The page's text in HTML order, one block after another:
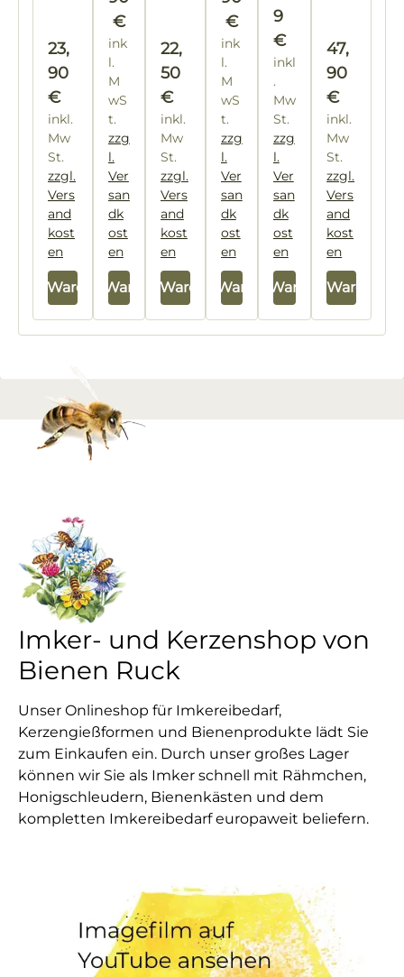
Regulärer Preis:
23,
90
€
inkl.
Mw
St.
zzgl.
Vers
and
kost
en
den Warenkorb
ta
nd
€
ink
l.
M
wS
t.
zzg
l.
Ver
san
dk
ost
en
In den Warenkorb
m
m
Regulärer Preis:
22,
50
€
inkl.
Mw
St.
zzgl.
Vers
and
kost
en
In den Warenkorb
€
ink
l.
M
wS
t.
zzg
l.
Ver
san
dk
ost
en
In den Warenkorb
9
€
inkl
.
Mw
St.
zzg
l.
Ver
san
dk
ost
en
In den Warenkorb
47,
90
€
inkl.
Mw
St.
zzgl.
Vers
and
kost
en
In den
Imker- und Kerzenshop von
Bienen Ruck
Unser Onlineshop für Imkereibedarf,
Kerzengießformen und Bienenprodukte lädt Sie
zum Einkaufen ein. Durch unser großes Lager
können wir Sie als Imker schnell mit Rähmchen,
Honigschleudern, Bienenkästen und dem
kompletten Imkereibedarf europaweit beliefern.